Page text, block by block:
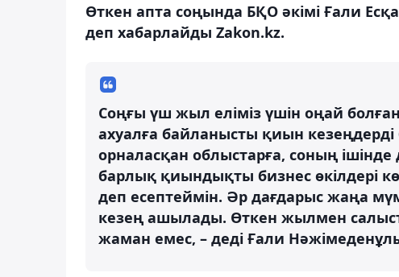
Өткен апта соңында БҚО әкімі Ғали
деп хабарлайды Zakon.kz.
Соңғы үш жыл еліміз үшін оңай
ахуалға байланысты қиын
орналасқан облыстарға, соның
барлық қиындықты бизнес өкілдері
деп есептеймін. Әр дағдарыс жаңа
кезең ашылады. Өткен жылмен
жаман емес, – деді Ғали